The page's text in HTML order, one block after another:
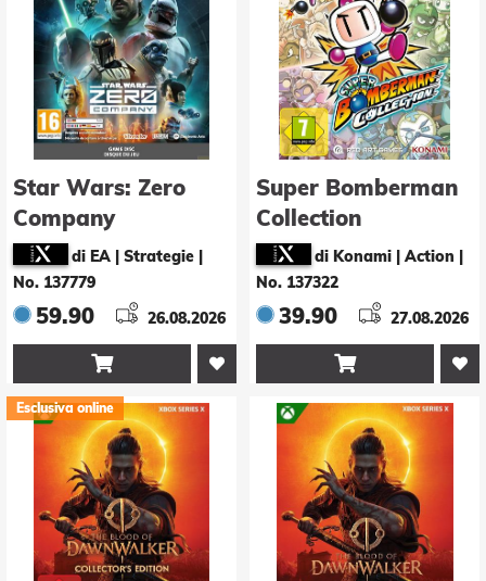
Star Wars: Zero
Company
di EA | Strategie
No. 137779
59.90 26.08.2026

Super Bomberman
Collection
di Konami | Action
No. 137322
39.90 27.08.2026

Esclusiva online